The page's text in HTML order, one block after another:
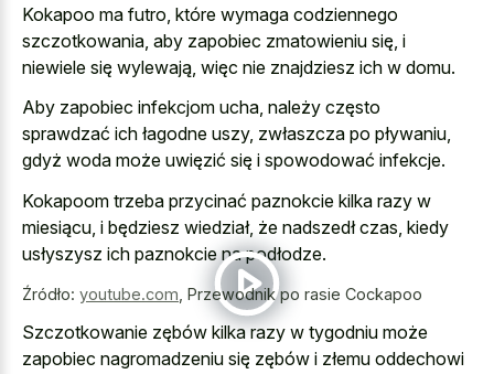
Kokapoo ma futro, które wymaga codziennego
szczotkowania, aby zapobiec zmatowieniu się, i
niewiele się wylewają, więc nie znajdziesz ich w domu.
Aby zapobiec infekcjom ucha, należy często
sprawdzać ich łagodne uszy, zwłaszcza po pływaniu,
gdyż woda może uwięzić się i spowodować infekcje.
Kokapoom trzeba przycinać paznokcie kilka razy w
miesiącu, i będziesz wiedział, że nadszedł czas, kiedy
usłyszysz ich paznokcie na podłodze.
Źródło: youtube.com Przewodnik po rasie Cockapoo
Szczotkowanie zębów kilka razy w tygodniu może
zapobiec nagromadzeniu się zębów i złemu oddechowi